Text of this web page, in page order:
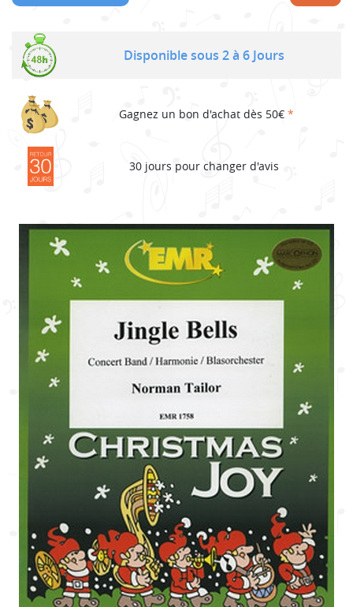
Disponible sous 2 à 6 Jours
Gagnez un bon d'achat dès 50€ *
30 jours pour changer d'avis